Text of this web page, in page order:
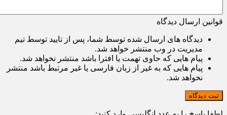
قوانین ارسال دیدگاه
دیدگاه های ارسال شده توسط شما، پس از تایید توسط تیم
مدیریت در وب منتشر خواهد شد.
پیام هایی که حاوی تهمت یا افترا باشد منتشر نخواهد شد.
پیام هایی که به غیر از زبان فارسی یا غیر مرتبط باشد منتشر
نخواهد شد.
ثبت دیدگاه